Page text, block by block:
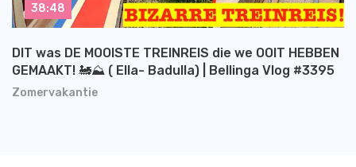
Zomervakantie
DIT was DE MOOISTE TREINREIS die we OOIT HEBBEN
GEMAAKT! 🚂⛰️ ( Ella- Badulla) | Bellinga Vlog #3395
38:48